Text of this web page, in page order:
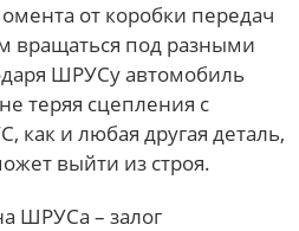
от коробки передач
вращаться под разными
ШРУСу автомобиль
теряя сцепления с
как и любая другая деталь,
выйти из строя.
ШРУСа – залог